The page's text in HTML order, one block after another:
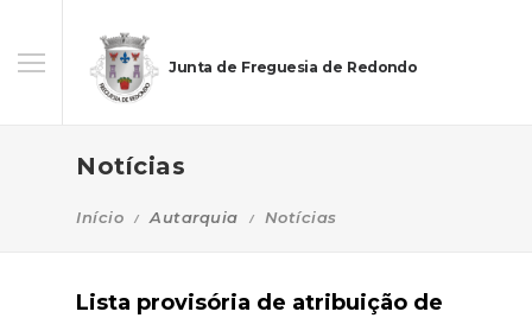
Junta de Freguesia de Redondo
Notícias
Início Autarquia Notícias
Lista provisória de atribuição de